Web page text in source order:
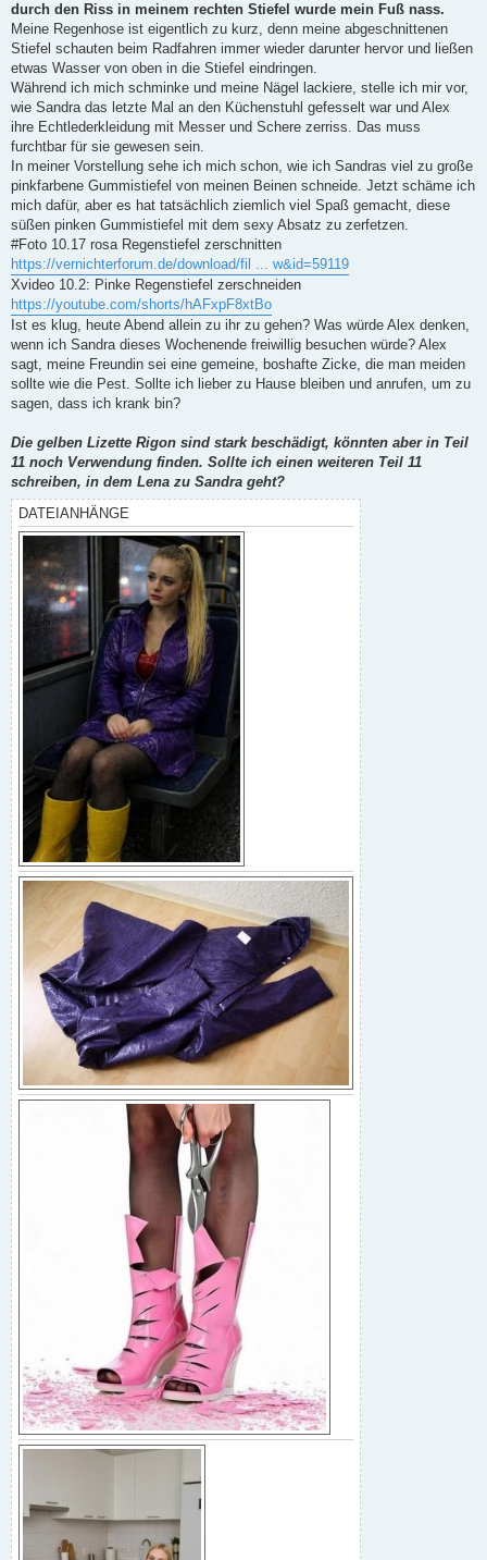
durch den Riss in meinem rechten Stiefel wurde mein Fuß nass.
Meine Regenhose ist eigentlich zu kurz, denn meine abgeschnittenen
Stiefel schauten beim Radfahren immer wieder darunter hervor und ließen
etwas Wasser von oben in die Stiefel eindringen.
Während ich mich schminke und meine Nägel lackiere, stelle ich mir vor,
wie Sandra das letzte Mal an den Küchenstuhl gefesselt war und Alex
ihre Echtlederkleidung mit Messer und Schere zerriss. Das muss
furchtbar für sie gewesen sein.
In meiner Vorstellung sehe ich mich schon, wie ich Sandras viel zu große
pinkfarbene Gummistiefel von meinen Beinen schneide. Jetzt schäme ich
mich dafür, aber es hat tatsächlich ziemlich viel Spaß gemacht, diese
süßen pinken Gummistiefel mit dem sexy Absatz zu zerfetzen.
#Foto 10.17 rosa Regenstiefel zerschnitten
https://vernichterforum.de/download/fil ... w&id=59119
Xvideo 10.2: Pinke Regenstiefel zerschneiden
https://youtube.com/shorts/hAFxpF8xtBo
Ist es klug, heute Abend allein zu ihr zu gehen? Was würde Alex denken,
wenn ich Sandra dieses Wochenende freiwillig besuchen würde? Alex
sagt, meine Freundin sei eine gemeine, boshafte Zicke, die man meiden
sollte wie die Pest. Sollte ich lieber zu Hause bleiben und anrufen, um zu
sagen, dass ich krank bin?
Die gelben Lizette Rigon sind stark beschädigt, könnten aber in Teil
11 noch Verwendung finden. Sollte ich einen weiteren Teil 11
schreiben, in dem Lena zu Sandra geht?
DATEIANHÄNGE